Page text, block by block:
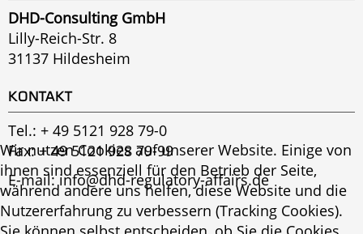
DHD-Consulting GmbH
Lilly-Reich-Str. 8
31137 Hildesheim
KONTAKT
Tel.: + 49 5121 928 79-0
Fax: + 49 5121 928 79-99
E-mail:info@dhd-regulatory-affairs.de
Wir nutzen Cookies auf unserer Website. Einige von
ihnen sind essenziell für den Betrieb der Seite,
während andere uns helfen, diese Website und die
Nutzererfahrung zu verbessern (Tracking Cookies).